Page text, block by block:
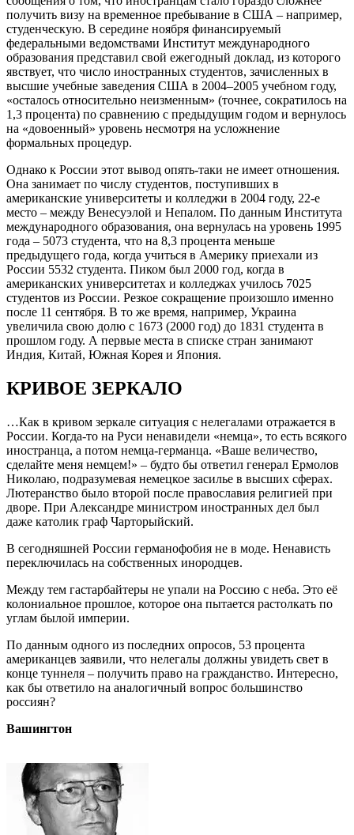
получить визу на временное пребывание в США – например,
студенческую. В середине ноября финансируемый
федеральными ведомствами Институт международного
образования представил свой ежегодный доклад, из которого
явствует, что число иностранных студентов, зачисленных в
высшие учебные заведения США в 2004–2005 учебном году,
«осталось относительно неизменным» (точнее, сократилось на
1,3 процента) по сравнению с предыдущим годом и вернулось
на «довоенный» уровень несмотря на усложнение
формальных процедур.
Однако к России этот вывод опять-таки не имеет отношения.
Она занимает по числу студентов, поступивших в
американские университеты и колледжи в 2004 году, 22-е
место – между Венесуэлой и Непалом. По данным Института
международного образования, она вернулась на уровень 1995
года – 5073 студента, что на 8,3 процента меньше
предыдущего года, когда учиться в Америку приехали из
России 5532 студента. Пиком был 2000 год, когда в
американских университетах и колледжах училось 7025
студентов из России. Резкое сокращение произошло именно
после 11 сентября. В то же время, например, Украина
увеличила свою долю с 1673 (2000 год) до 1831 студента в
прошлом году. А первые места в списке стран занимают
Индия, Китай, Южная Корея и Япония.
КРИВОЕ ЗЕРКАЛО
…Как в кривом зеркале ситуация с нелегалами отражается в
России. Когда-то на Руси ненавидели «немца», то есть всякого
иностранца, а потом немца-германца. «Ваше величество,
сделайте меня немцем!» – будто бы ответил генерал Ермолов
Николаю, подразумевая немецкое засилье в высших сферах.
Лютеранство было второй после православия религией при
дворе. При Александре министром иностранных дел был
даже католик граф Чарторыйский.
В сегодняшней России германофобия не в моде. Ненависть
переключилась на собственных инородцев.
Между тем гастарбайтеры не упали на Россию с неба. Это её
колониальное прошлое, которое она пытается растолкать по
углам былой империи.
По данным одного из последних опросов, 53 процента
американцев заявили, что нелегалы должны увидеть свет в
конце туннеля – получить право на гражданство. Интересно,
как бы ответило на аналогичный вопрос большинство
россиян?
Вашингтон